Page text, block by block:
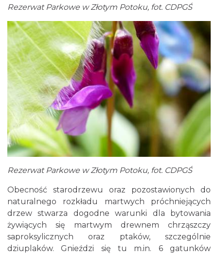
Rezerwat Parkowe w Złotym Potoku, fot. CDPGŚ
Rezerwat Parkowe w Złotym Potoku, fot. CDPGŚ
Obecność starodrzewu oraz pozostawionych do
naturalnego rozkładu martwych próchniejących
drzew stwarza dogodne warunki dla bytowania
żywiących się martwym drewnem chrząszczy
saproksylicznych oraz ptaków, szczególnie
dziuplaków. Gnieździ się tu m.in. 6 gatunków